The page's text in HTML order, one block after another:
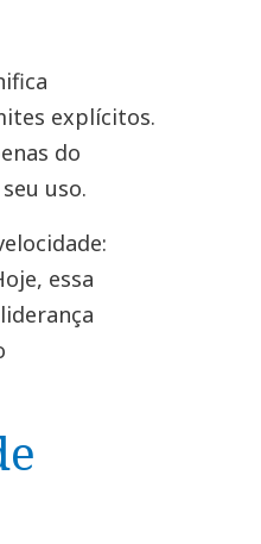
explícitos.
do
uso.
essa